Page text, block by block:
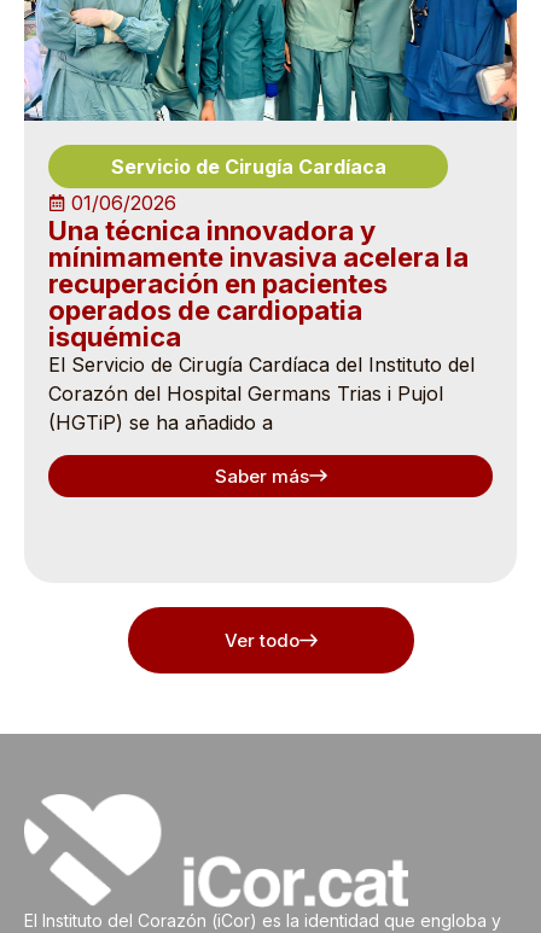
Servicio de Cirugía Cardíaca
01/06/2026
Una técnica innovadora y
mínimamente invasiva acelera la
recuperación en pacientes
operados de cardiopatia
isquémica
El Servicio de Cirugía Cardíaca del Instituto del
Corazón del Hospital Germans Trias i Pujol
(HGTiP) se ha añadido a
Saber más
Ver todo
El Instituto del Corazón (iCor) es la identidad que engloba y